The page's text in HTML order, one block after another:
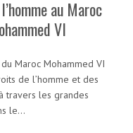
au Maroc
VI
Maroc Mohammed VI
de l’homme et des
travers les grandes
le…